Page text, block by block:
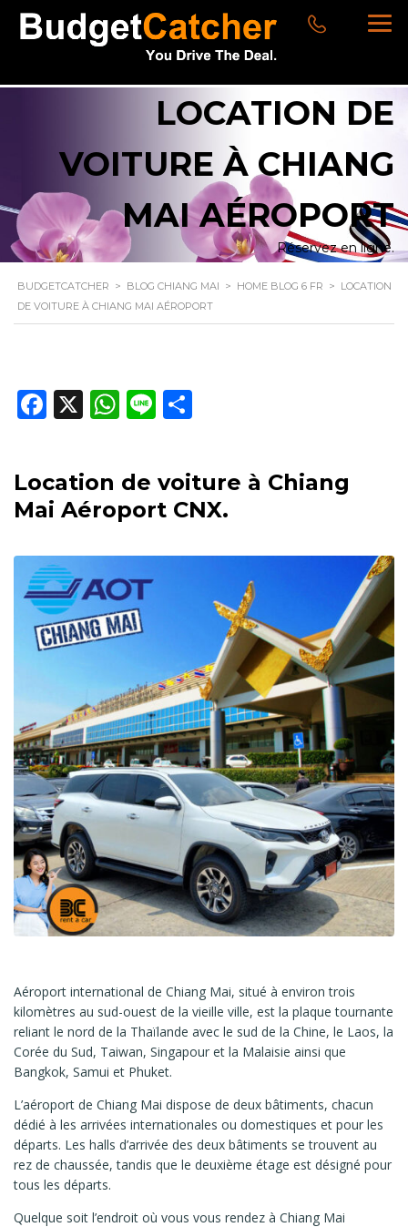
LOCATION DE
VOITURE À CHIANG
MAI AÉROPORT
Réservez en ligne.
BUDGETCATCHER > BLOG CHIANG MAI > HOME BLOG 6 FR > LOCATION
DE VOITURE À CHIANG MAI AÉROPORT
Facebook
X WhatsApp
Line
Location de voiture à Chiang
Mai Aéroport CNX.
Aéroport international de Chiang Mai, situé à environ trois
kilomètres au sud-ouest de la vieille ville, est la plaque tournante
reliant le nord de la Thaïlande avec le sud de la Chine, le Laos, la
Corée du Sud, Taiwan, Singapour et la Malaisie ainsi que
Bangkok, Samui et Phuket.
L’aéroport de Chiang Mai dispose de deux bâtiments, chacun
dédié à les arrivées internationales ou domestiques et pour les
départs. Les halls d’arrivée des deux bâtiments se trouvent au
rez de chaussée, tandis que le deuxième étage est désigné pour
tous les départs.
Quelque soit l’endroit où vous vous rendez à Chiang Mai